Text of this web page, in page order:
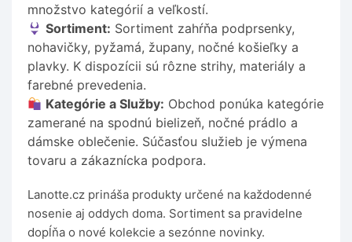
množstvo kategórií a veľkostí.
Sortiment: Sortiment zahŕňa podprsenky,
nohavičky, pyžamá, župany, nočné košieľky a
plavky. K dispozícii sú rôzne strihy, materiály a
farebné prevedenia.
Kategórie a Služby: Obchod ponúka kategórie
zamerané na spodnú bielizeň, nočné prádlo a
dámske oblečenie. Súčasťou služieb je výmena
tovaru a zákaznícka podpora.
Lanotte.cz prináša produkty určené na každodenné
nosenie aj oddych doma. Sortiment sa pravidelne
dopĺňa o nové kolekcie a sezónne novinky.